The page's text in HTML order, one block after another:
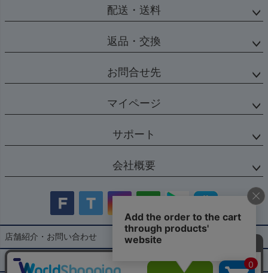
配送・送料
返品・交換
お問合せ先
マイページ
サポート
会社概要
店舗紹介・お問い合わせ
特定商取引法に基づく表示